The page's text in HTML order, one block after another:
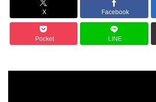
X Facebook
Pocket LINE